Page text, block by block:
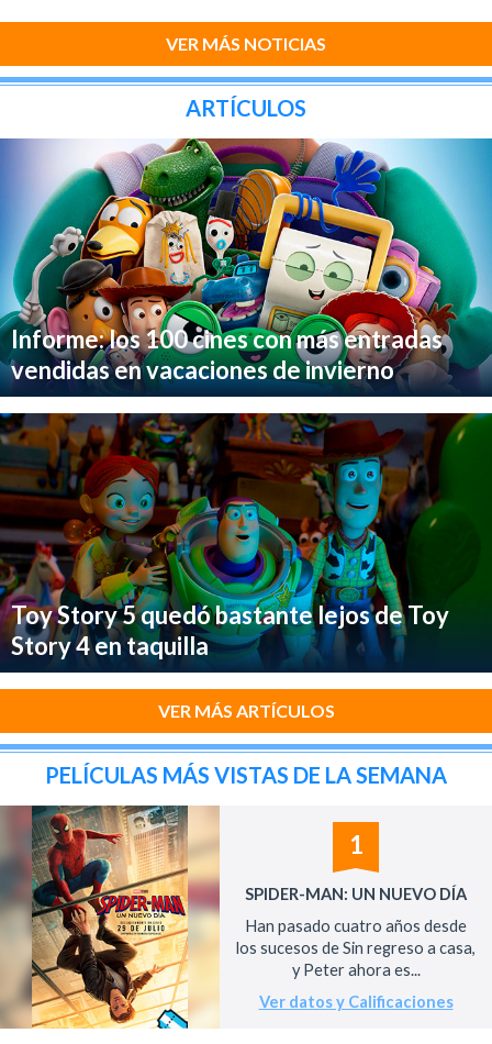
VER MÁS NOTICIAS
ARTÍCULOS
Informe: los 100 cines con más entradas
vendidas en vacaciones de invierno
Toy Story 5 quedó bastante lejos de Toy
Story 4 en taquilla
VER MÁS ARTÍCULOS
PELÍCULAS MÁS VISTAS DE LA SEMANA
1
SPIDER-MAN: UN NUEVO DÍA
Han pasado cuatro años desde
los sucesos de Sin regreso a casa,
y Peter ahora es...
Ver datos y Calificaciones